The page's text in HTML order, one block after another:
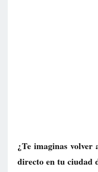
¿Te imaginas
directo en tu ciudad